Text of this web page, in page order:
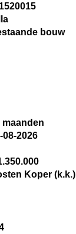
bouw
maanden
08-2026
Koper (k.k.)